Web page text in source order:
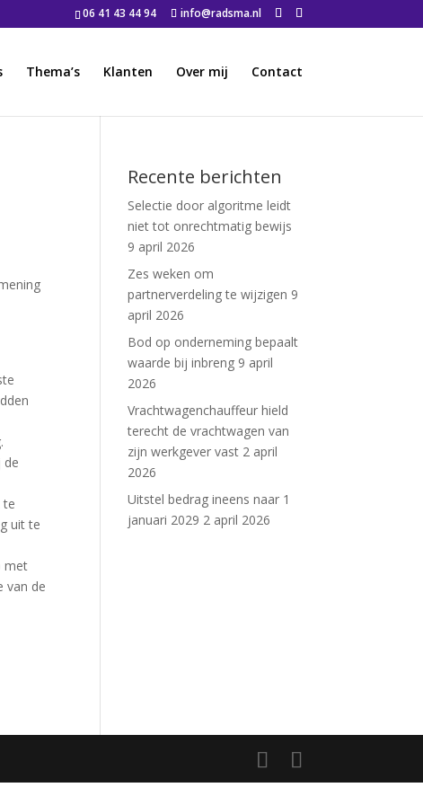
06 41 43 44 94 info@radsma.nl
Thema’s Klanten Over mij Contact
de
te
uit te
met
van de
Recente berichten
Selectie door algoritme leidt
niet tot onrechtmatig bewijs
9 april 2026
Zes weken om
partnerverdeling te wijzigen 9
april 2026
Bod op onderneming bepaalt
waarde bij inbreng 9 april
2026
Vrachtwagenchauffeur hield
terecht de vrachtwagen van
zijn werkgever vast 2 april
2026
Uitstel bedrag ineens naar 1
januari 2029 2 april 2026